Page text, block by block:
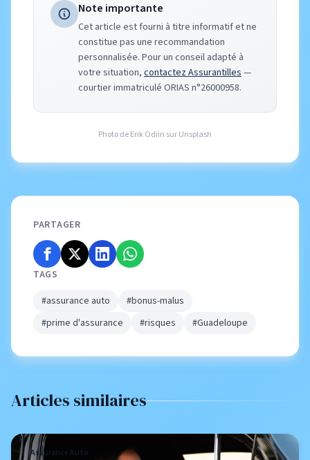
Note importante
Cet article est fourni à titre informatif et ne
constitue pas une recommandation
personnalisée. Pour un conseil adapté à
votre situation, contactez Assurantilles—
courtier immatriculé ORIAS n°26000958.
Photo deErik Odiin surUnsplash
PARTAGER
TAGS
#assurance auto
#bonus-malus
#prime d'assurance
#risques #Guadeloupe
Articles similaires
Assurance Auto